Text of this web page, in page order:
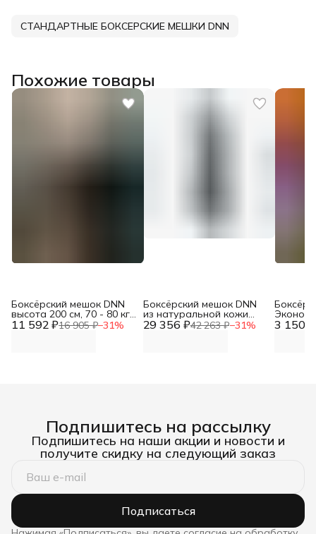
СТАНДАРТНЫЕ БОКСЕРСКИЕ МЕШКИ DNN
Похожие товары
11 592 ₽16 905 ₽−31%
Боксёрский мешок DNN
высота 200 см, 70 - 80 кг,
диаметр 35 см (Чехол 29 356 ₽42 263 ₽−31%
Боксёрский мешок DNN
из натуральной кожи
(диаметр 40см, h-140см, 3 150 ₽
Эконом
/ ПВХ
Подпишитесь на рассылку
Подпишитесь на наши акции и новости и
получите скидку на следующий заказ
Подписаться